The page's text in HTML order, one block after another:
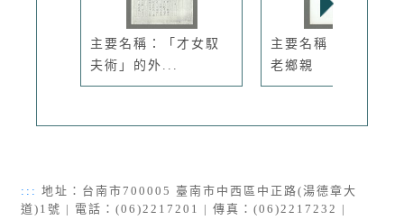
主要名稱：「才女馭
夫術」的外...
主要名稱：我們都是
老鄉親
::: 地址：台南市700005 臺南市中西區中正路(湯德章大
道)1號 | 電話：(06)2217201 | 傳真：(06)2217232 |